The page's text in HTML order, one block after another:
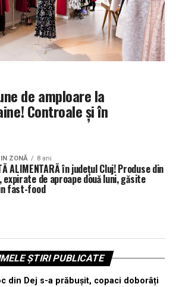
de amploare la
Controale și în
ZONĂ 8 ani
ALIMENTARĂ în județul Cluj! Produse din
expirate de aproape două luni, găsite
fast-food
ȘTIRI PUBLICATE
din Dej s-a prăbușit, copaci doborâți